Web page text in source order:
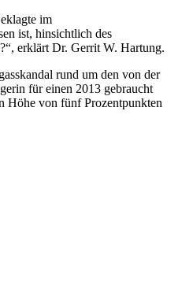
im
ist, hinsichtlich des
erklärt Dr. Gerrit W. Hartung.
rund um den von der
für einen 2013 gebraucht
Höhe von fünf Prozentpunkten